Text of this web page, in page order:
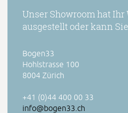
Unser Showroom hat
ausgestellt oder kann
Bogen33
Hohlstrasse 100
8004 Zürich
+41 (0)44 400 00 33
info@bogen33.ch